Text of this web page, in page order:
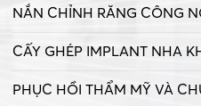
NẮN CHỈNH RĂNG CÔNG
CẤY GHÉP IMPLANT NHA
PHỤC HỒI THẨM MỸ VÀ